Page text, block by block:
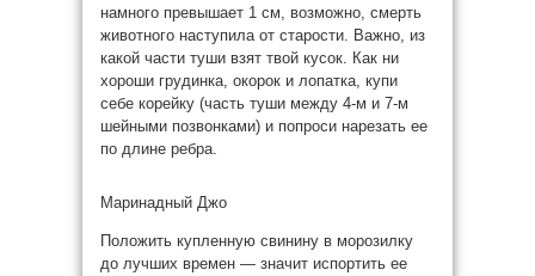
намного превышает 1 см, возможно, смерть
животного наступила от старости. Важно, из
какой части туши взят твой кусок. Как ни
хороши грудинка, окорок и лопатка, купи
себе корейку (часть туши между 4-м и 7-м
шейными позвонками) и попроси нарезать ее
по длине ребра.
Маринадный Джо
Положить купленную свинину в морозилку
до лучших времен — значит испортить ее